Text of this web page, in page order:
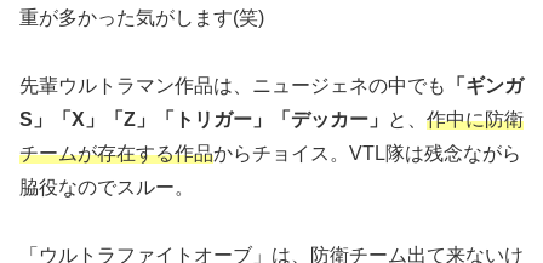
重が多かった気がします(笑)
先輩ウルトラマン作品は、ニュージェネの中でも
「ギンガ
S」「X」「Z」「トリガー」「デッカー」
と、 作中に防衛
チームが存在する作品からチョイス。VTL隊は残念ながら
脇役なのでスルー。
「ウルトラファイトオーブ」は、防衛チーム出て来ないけ